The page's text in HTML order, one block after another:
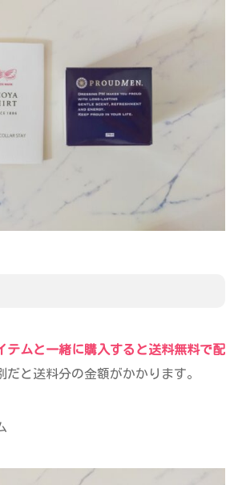
テムと一緒に購入すると送料無料で配
だと送料分の金額がかかります。